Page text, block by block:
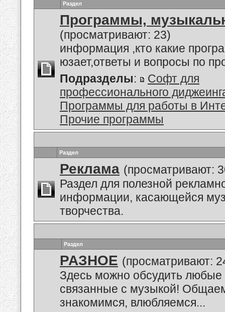
Раздел
Программы,
(просматривают: 23)
информация ,кто какие
юзает,ответы и вопросы по
Подразделы:
Софт для
профессионального
Программы для работы в
Прочие программы
Раздел
Реклама (просматривают:
Раздел для полезной
информации, касающейся
творчества.
Раздел
РАЗНОЕ (просматривают:
Здесь можно обсудить
связанные с музыкой!
знакомимся, влюбляемся...